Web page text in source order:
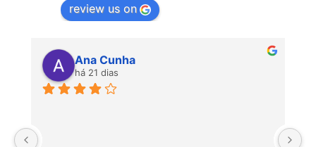
review us on
Ana Cunha
há 21 dias